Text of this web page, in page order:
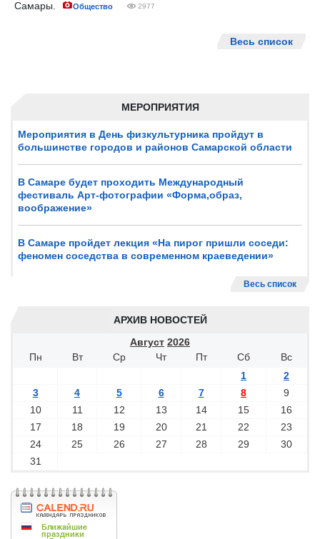
МЕРОПРИЯТИЯ
Мероприятия в День физкультурника пройдут в
большинстве городов и районов Самарской области
В Самаре будет проходить Международный
фестиваль Арт-фотографии «Форма,образ,
воображение»
В Самаре пройдет лекция «На пирог пришли соседи:
феномен соседства в современном краеведении»
Весь список
АРХИВ НОВОСТЕЙ
Август 2026
Пн
Вт Ср Чт Пт Сб
Вс
1
2
3
4 5 6 7 8
9
10
11 12 13 14 15
16
17
18 19 20 21 22
23
24
25 26 27 28 29
30
31
Самары. Общество 2977
Весь список